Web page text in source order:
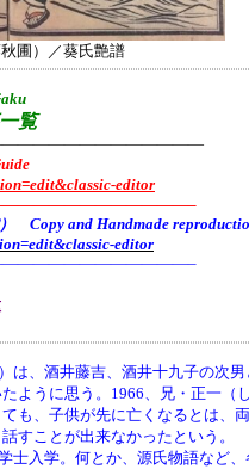
圃）／葵氏艶譜
覧
editor
Copy and Handmade
editor
は、酒井藤吉、酒井十九子の次
ように思う。1966、兄・正一（
も、子供が先に亡くなるとは、
すことが出来なかったという。
士入学。何とか、源氏物語など